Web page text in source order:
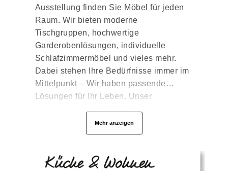
Ausstellung finden Sie Möbel für jeden
Raum. Wir bieten moderne
Tischgruppen, hochwertige
Garderobenlösungen, individuelle
Schlafzimmermöbel und vieles mehr.
Dabei stehen Ihre Bedürfnisse immer im
Mittelpunkt – Wir haben passende
Lösungen für Ihr Leben. Unser
Hauses. Hier zeigen wir Ihnen Küchen in
allen Formen und Farben – von der
platzsparenden Küchenzeile. Unsere
Mehr anzeigen